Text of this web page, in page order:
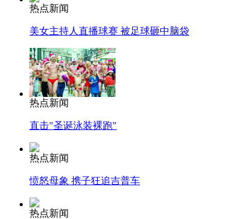
司机酒驾遇交警 急速倒车逃窜
热点新闻
美女主持人直播球赛 被足球砸中脑袋
热点新闻
直击"圣诞泳装裸跑"
热点新闻
愤怒母象 携子狂追吉普车
热点新闻